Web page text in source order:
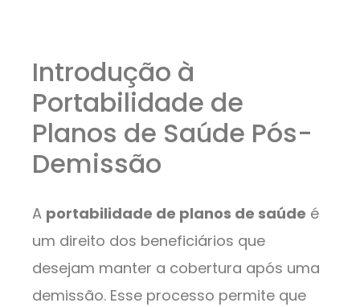
Introdução à
Portabilidade de
Planos de Saúde Pós-
Demissão
A portabilidade de planos de saúde é
um direito dos beneficiários que
desejam manter a cobertura após uma
demissão. Esse processo permite que